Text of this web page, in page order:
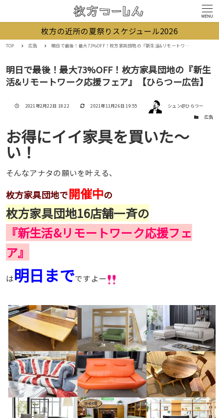
MENU
枚方の近所の夏祭りスケジュール2026
TOP 広告 明日で最後！最大73%OFF！枚方家具団地の『新生活&リモートワーク応援フェア』【ひらつー広告】
明日で最後！最大73%OFF！枚方家具団地の『新生
活&リモートワーク応援フェア』【ひらつー広告】
投稿日
2021年2月22日 18:22 更新日
2021年11月26日 19:55 著者
シュン@ひらつー
カテゴリー
広告
お得にイイ家具を買いた〜
い！
そんなアナタの願いを叶える、
枚方家具団地で開催中の
枚方家具団地16店舗一斉の
『新生活&リモートワーク応援フェ
ア』
は明日までですよー